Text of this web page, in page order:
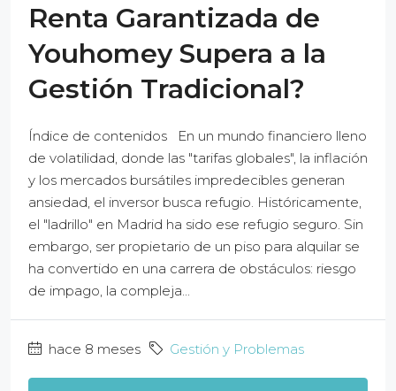
Renta Garantizada de
Youhomey Supera a la
Gestión Tradicional?
Índice de contenidos En un mundo financiero lleno
de volatilidad, donde las "tarifas globales", la inflación
y los mercados bursátiles impredecibles generan
ansiedad, el inversor busca refugio. Históricamente,
el "ladrillo" en Madrid ha sido ese refugio seguro. Sin
embargo, ser propietario de un piso para alquilar se
ha convertido en una carrera de obstáculos: riesgo
de impago, la compleja...
hace 8 meses Gestión y Problemas